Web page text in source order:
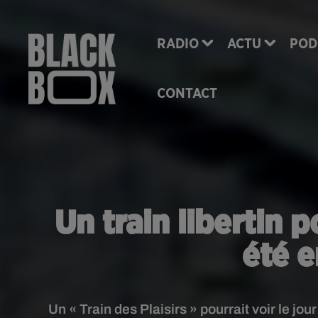
RADIO ACTU
CONTACT
Un train libertin
été
Un « Train des Plaisirs » pourrait voir le